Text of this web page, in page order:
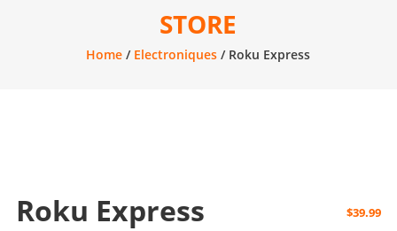
STORE
Home / Electroniques / Roku Express
Roku Express $39.99